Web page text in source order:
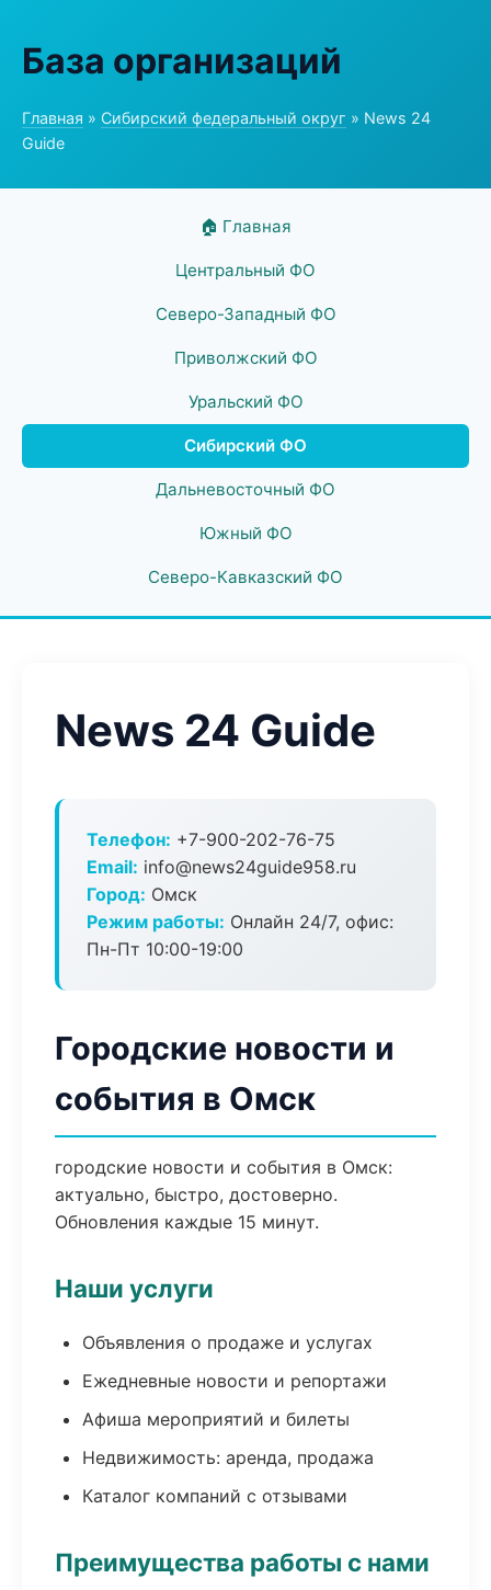
База организаций
Главная » Сибирский федеральный округ » News 24
Guide
🏠 Главная
Центральный ФО
Северо-Западный ФО
Приволжский ФО
Уральский ФО
Сибирский ФО
Дальневосточный ФО
Южный ФО
Северо-Кавказский ФО
News 24 Guide
Телефон: +7-900-202-76-75
Email: info@news24guide958.ru
Город: Омск
Режим работы: Онлайн 24/7, офис:
Пн-Пт 10:00-19:00
Городские новости и
события в Омск
городские новости и события в Омск:
актуально, быстро, достоверно.
Обновления каждые 15 минут.
Наши услуги
Объявления о продаже и услугах
Ежедневные новости и репортажи
Афиша мероприятий и билеты
Недвижимость: аренда, продажа
Каталог компаний с отзывами
Преимущества работы с нами